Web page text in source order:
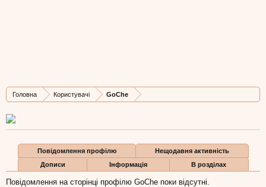
Головна Користувачі GoChe
Дописів
1
Карма
0
Бали
1
Повідомлення профілю
Нещодавня активність
Дописи
Інформація В розділах
Повідомлення на сторінці профілю GoChe поки відсутні.